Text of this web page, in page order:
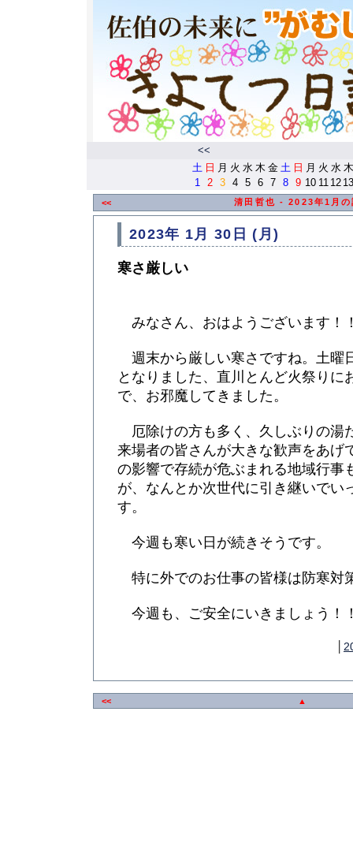
<<
土 日 月 火 水 木 金 土 日 月 火 水 木
1
2 3 4 5 6 7 8 9 10 11 12 13
<< 清田哲也 - 2023年1月の
2023年 1月 30日 (月)
寒さ厳しい
みなさん、おはようございます！
週末から厳しい寒さですね。土曜
となりました、直川とんど火祭りに
で、お邪魔してきました。
厄除けの方も多く、久しぶりの湯
来場者の皆さんが大きな歓声をあげ
の影響で存続が危ぶまれる地域行事
が、なんとか次世代に引き継いでい
す。
今週も寒い日が続きそうです。
特に外でのお仕事の皆様は防寒対
今週も、ご安全にいきましょう！
<< ▲